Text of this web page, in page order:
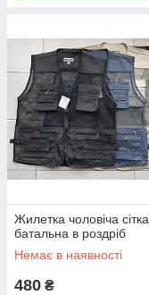
Жилетка чоловіча сітка
батальна в роздріб
Немає в наявності
480 ₴